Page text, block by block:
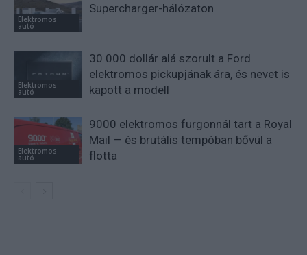
Elektromos
autó
Supercharger-hálózaton
Elektromos
autó
30 000 dollár alá szorult a Ford
elektromos pickupjának ára, és nevet is
kapott a modell
Elektromos
autó
9000 elektromos furgonnál tart a Royal
Mail — és brutális tempóban bővül a
flotta